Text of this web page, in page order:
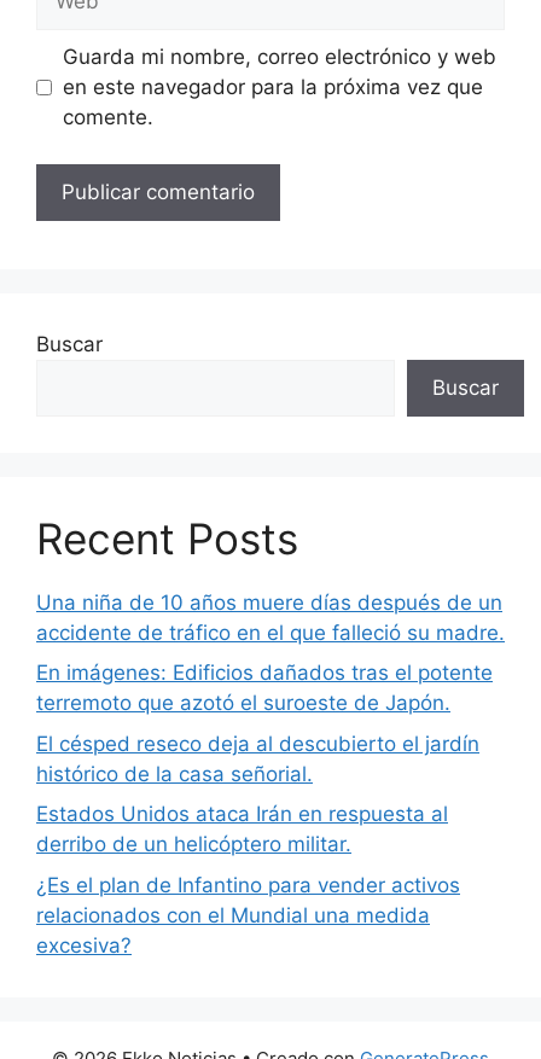
Guarda mi nombre, correo electrónico y web
en este navegador para la próxima vez que
comente.
Buscar
Buscar
Recent Posts
Una niña de 10 años muere días después de un
accidente de tráfico en el que falleció su madre.
En imágenes: Edificios dañados tras el potente
terremoto que azotó el suroeste de Japón.
El césped reseco deja al descubierto el jardín
histórico de la casa señorial.
Estados Unidos ataca Irán en respuesta al
derribo de un helicóptero militar.
¿Es el plan de Infantino para vender activos
relacionados con el Mundial una medida
excesiva?